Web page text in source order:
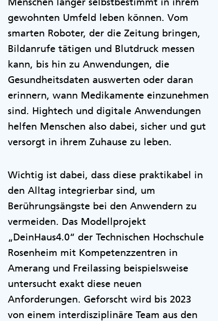
gewohnten Umfeld leben können. Vom
smarten Roboter, der die Zeitung bringen,
Bildanrufe tätigen und Blutdruck messen
kann, bis hin zu Anwendungen, die
Gesundheitsdaten auswerten oder daran
erinnern, wann Medikamente einzunehmen
sind. Hightech und digitale Anwendungen
helfen Menschen also dabei, sicher und gut
versorgt in ihrem Zuhause zu leben.
Wichtig ist dabei, dass diese praktikabel in
den Alltag integrierbar sind, um
Berührungsängste bei den Anwendern zu
vermeiden. Das Modellprojekt
„DeinHaus4.0“ der Technischen Hochschule
Rosenheim mit Kompetenzzentren in
Amerang und Freilassing beispielsweise
untersucht exakt diese neuen
Anforderungen. Geforscht wird bis 2023
von einem interdisziplinäre Team aus den